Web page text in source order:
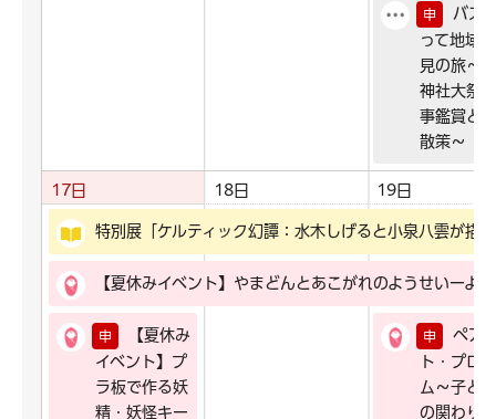
申
バス
って地域
見の旅～
神社大祭
事鑑賞と
散策～
17日 18日 19日
特別展「ケルティック幻譚：水木しげると小泉八雲が描
【夏休みイベント】やまどんとあこがれのようせいーよ
申
【夏休み
イベント】プ
ラ板で作る妖
精・妖怪キー
申
ペア
ト・プロ
ム～子ど
の関わり